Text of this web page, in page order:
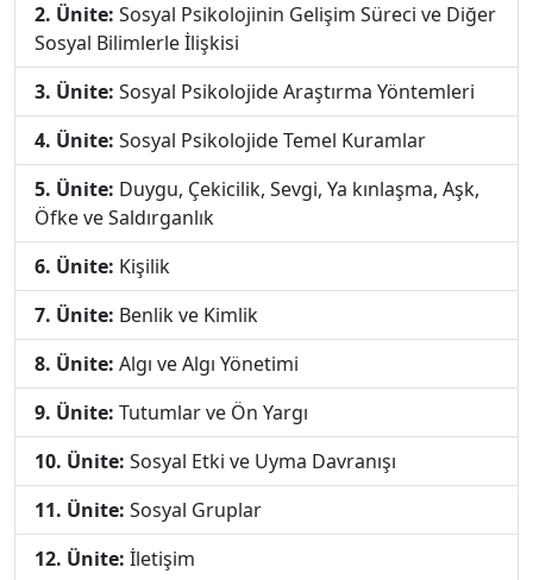
2. Ünite: Sosyal Psikolojinin Gelişim Süreci ve Diğer
Sosyal Bilimlerle İlişkisi
3. Ünite: Sosyal Psikolojide Araştırma Yöntemleri
4. Ünite: Sosyal Psikolojide Temel Kuramlar
5. Ünite: Duygu, Çekicilik, Sevgi, Ya kınlaşma, Aşk,
Öfke ve Saldırganlık
6. Ünite: Kişilik
7. Ünite: Benlik ve Kimlik
8. Ünite: Algı ve Algı Yönetimi
9. Ünite: Tutumlar ve Ön Yargı
10. Ünite: Sosyal Etki ve Uyma Davranışı
11. Ünite: Sosyal Gruplar
12. Ünite: İletişim